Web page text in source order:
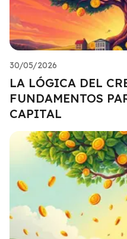
30/05/2026
LA LÓGICA DEL
FUNDAMENTOS
CAPITAL